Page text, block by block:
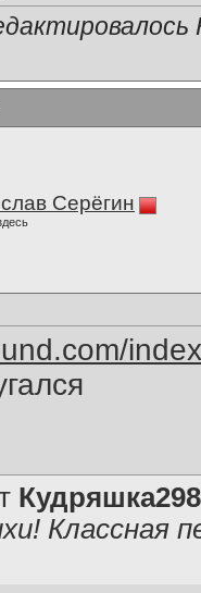
Серёгин
Кудряшка298
Классная